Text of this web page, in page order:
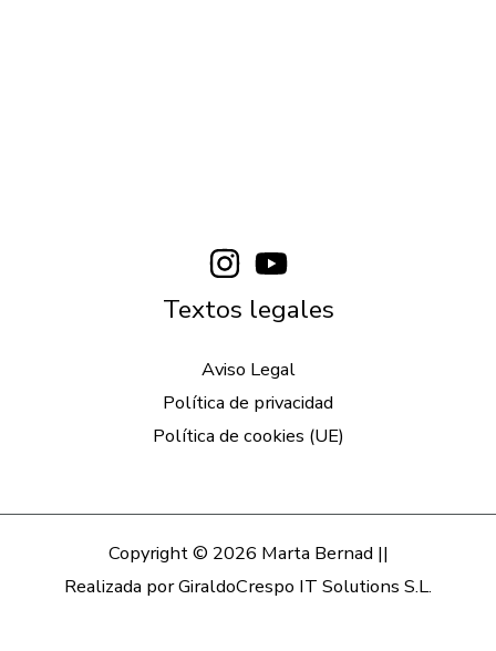
Textos legales
Aviso Legal
Política de privacidad
Política de cookies (UE)
Copyright © 2026 Marta Bernad ||
Realizada porGiraldoCrespo IT Solutions S.L.